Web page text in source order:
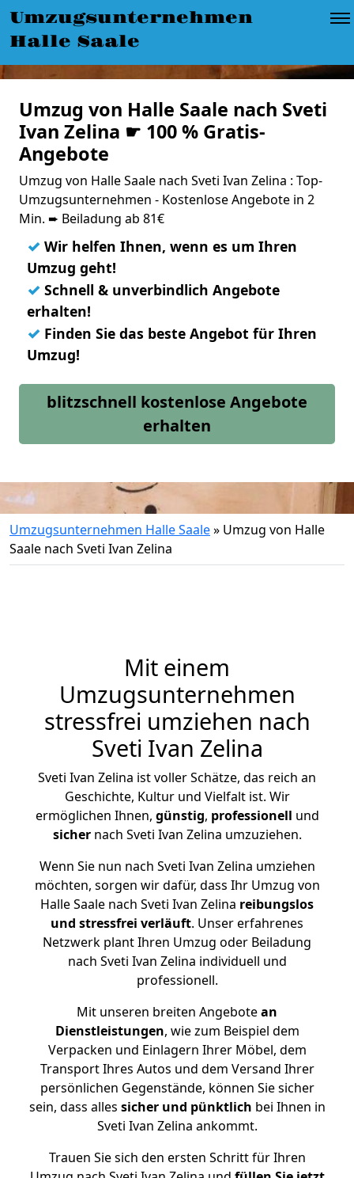
Umzugsunternehmen
Halle Saale
Umzug von Halle Saale nach Sveti
Ivan Zelina ☛ 100 % Gratis-
Angebote
Umzug von Halle Saale nach Sveti Ivan Zelina : Top-
Umzugsunternehmen - Kostenlose Angebote in 2
Min. ➨ Beiladung ab 81€
✓ Wir helfen Ihnen, wenn es um Ihren
Umzug geht!
✓ Schnell & unverbindlich Angebote
erhalten!
✓ Finden Sie das beste Angebot für Ihren
Umzug!
blitzschnell kostenlose Angebote
erhalten
Umzugsunternehmen Halle Saale» Umzug von Halle
Saale nach Sveti Ivan Zelina
Mit einem
Umzugsunternehmen
stressfrei umziehen nach
Sveti Ivan Zelina
Sveti Ivan Zelina ist voller Schätze, das reich an
Geschichte, Kultur und Vielfalt ist. Wir
ermöglichen Ihnen, günstig, professionell und
sichernach Sveti Ivan Zelina umzuziehen.
Wenn Sie nun nach Sveti Ivan Zelina umziehen
möchten, sorgen wir dafür, dass Ihr Umzug von
Halle Saale nach Sveti Ivan Zelina reibungslos
und stressfrei verläuft. Unser erfahrenes
Netzwerk plant Ihren Umzug oder Beiladung
nach Sveti Ivan Zelina individuell und
professionell.
Mit unseren breiten Angebotean
Dienstleistungen, wie zum Beispiel dem
Verpacken und Einlagern Ihrer Möbel, dem
Transport Ihres Autos und dem Versand Ihrer
persönlichen Gegenstände, können Sie sicher
sein, dass alles sicher und pünktlich bei Ihnen in
Sveti Ivan Zelina ankommt.
Trauen Sie sich den ersten Schritt für Ihren